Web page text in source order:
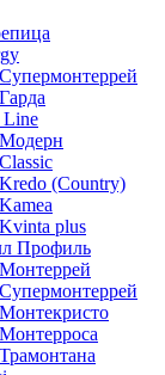
Супермонтеррей
Гарда
Line
Модерн
Classic
Kredo (Country)
Kamea
Kvinta plus
Профиль
Монтеррей
Супермонтеррей
Монтекристо
Монтерроса
Трамонтана